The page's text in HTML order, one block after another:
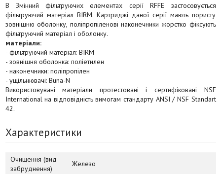
В Змінний фільтруючих елементах серії RFFE застосовується
фільтруючий матеріал BIRM. Картриджі даної серії мають пористу
зовнішню оболонку, поліпропіленові наконечники жорстко фіксують
фільтруючий матеріал і оболонку.
матеріали:
- фільтруючий матеріал: BIRM
- зовнішня оболонка: поліетилен
- наконечники: поліпропілен
- ущільнювачі: Buna-N
Використовувані матеріали протестовані і сертифіковані NSF
International на відповідність вимогам стандарту ANSI / NSF Standart
42.
Характеристики
Очищення (вид
забруднення)
Железо